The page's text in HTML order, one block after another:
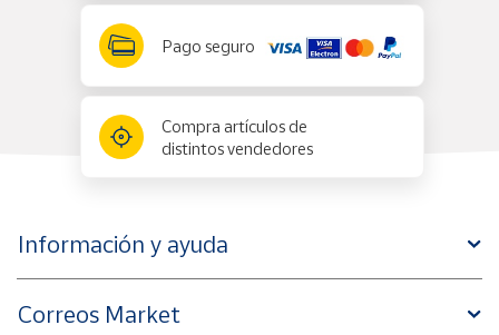
Pago seguro
Compra artículos de
distintos vendedores
Información y ayuda
Correos Market